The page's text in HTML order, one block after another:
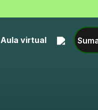
Aula virtual